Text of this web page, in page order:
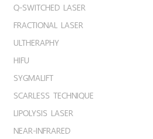
Q-SWITCHED LASER
FRACTIONAL LASER
ULTHERAPHY
HIFU
SYGMALIFT
SCARLESS TECHNIQUE
LIPOLYSIS LASER
NEAR-INFRARED